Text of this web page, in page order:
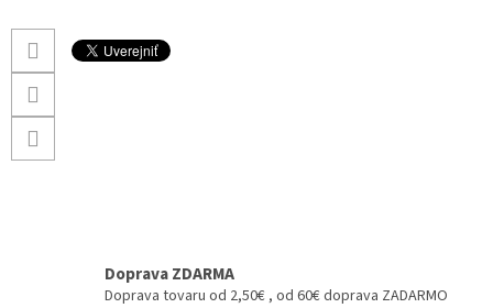
Doprava ZDARMA
Doprava tovaru od 2,50€ , od 60€ doprava ZADARMO